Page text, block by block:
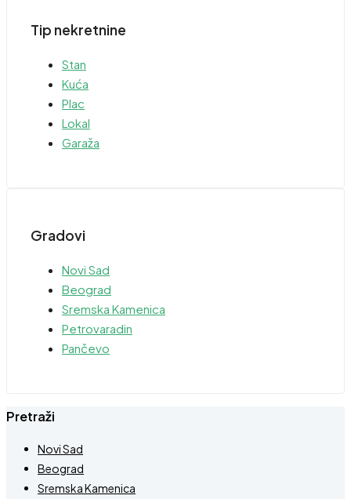
Tip nekretnine
Stan
Kuća
Plac
Lokal
Garaža
Gradovi
Novi Sad
Beograd
Sremska Kamenica
Petrovaradin
Pančevo
Pretraži
Novi Sad
Beograd
Sremska Kamenica